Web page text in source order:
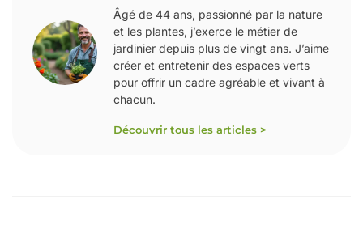
Âgé de 44 ans, passionné par la nature
et les plantes, j’exerce le métier de
jardinier depuis plus de vingt ans. J’aime
créer et entretenir des espaces verts
pour offrir un cadre agréable et vivant à
chacun.
Découvrir tous les articles >